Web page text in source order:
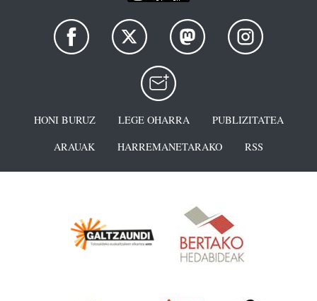
HONI BURUZ LEGE OHARRA
PUBLIZITATEA
ARAUAK
HARREMANETARAKO RSS